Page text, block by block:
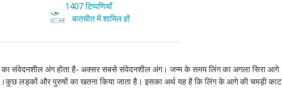
1407 टिप्पणियाँ
बातचीत में शामिल हों
संवेदनशील अंग होता है- अक्सर सबसे संवेदनशील अंग। जन्म के समय लिंग का अगला सिरा आगे
लड़कों और पुरुषों का खतना किया जाता है। इसका अर्थ यह है कि लिंग के आगे की चमड़ी काट